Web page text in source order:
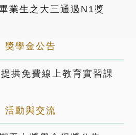
業生之大三通過N1獎
獎學金公告
拱免費線上教育實習課
活動與交流